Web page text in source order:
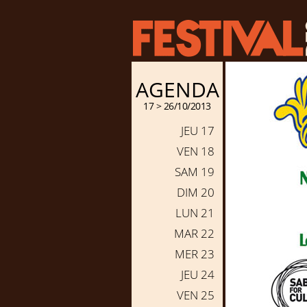
AGENDA
17 > 26/10/2013
JEU 17
VEN 18
SAM 19
DIM 20
LUN 21
MAR 22
MER 23
JEU 24
VEN 25